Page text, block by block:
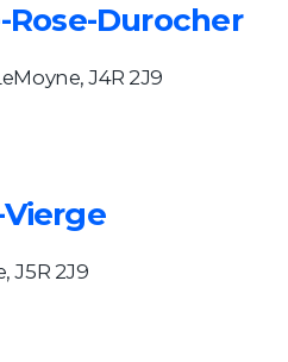
Durocher
J4R 2J9
J5R 2J9